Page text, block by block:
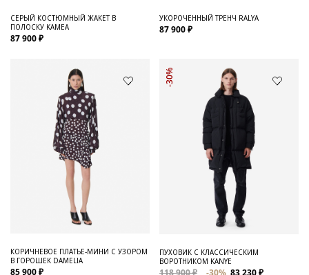
СЕРЫЙ КОСТЮМНЫЙ ЖАКЕТ В
ПОЛОСКУ KAMEA
87 900 ₽
УКОРОЧЕННЫЙ ТРЕНЧ RALYA
87 900 ₽
КОРИЧНЕВОЕ ПЛАТЬЕ-МИНИ С УЗОРОМ
В ГОРОШЕК DAMELIA
85 900 ₽
-30%
ПУХОВИК С КЛАССИЧЕСКИМ
ВОРОТНИКОМ KANYE
118 900 ₽ -30% 83 230 ₽